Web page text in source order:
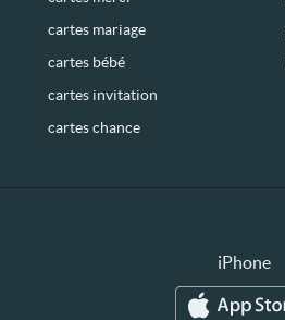
cartes mariage
cartes bébé
cartes invitation
cartes chance
iPhone